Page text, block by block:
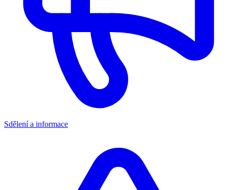
Sdělení a informace